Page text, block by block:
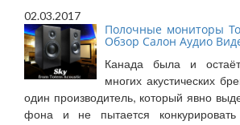
02.03.2017
Полочные мониторы
Обзор Салон Аудио
Канада была и
многих акустических
один производитель, который явно
фона и не пытается